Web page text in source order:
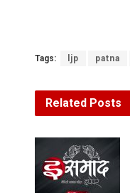
Tags: ljp patna
Related Posts